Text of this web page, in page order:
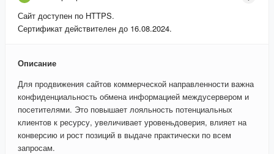
Сайт доступен по HTTPS.
Сертификат действителен до 16.08.2024.
Описание
Для продвижения сайтов коммерческой направленности важна
конфиденциальность обмена информацией междусервером и
посетителями. Это повышает лояльность потенциальных
клиентов к ресурсу, увеличивает уровеньдоверия, влияет на
конверсию и рост позиций в выдаче практически по всем
запросам.